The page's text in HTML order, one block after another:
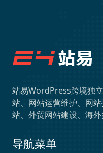
站易WordPress跨境独
站、网站运营维护、网
站、外贸网站建设、海外
导航菜单